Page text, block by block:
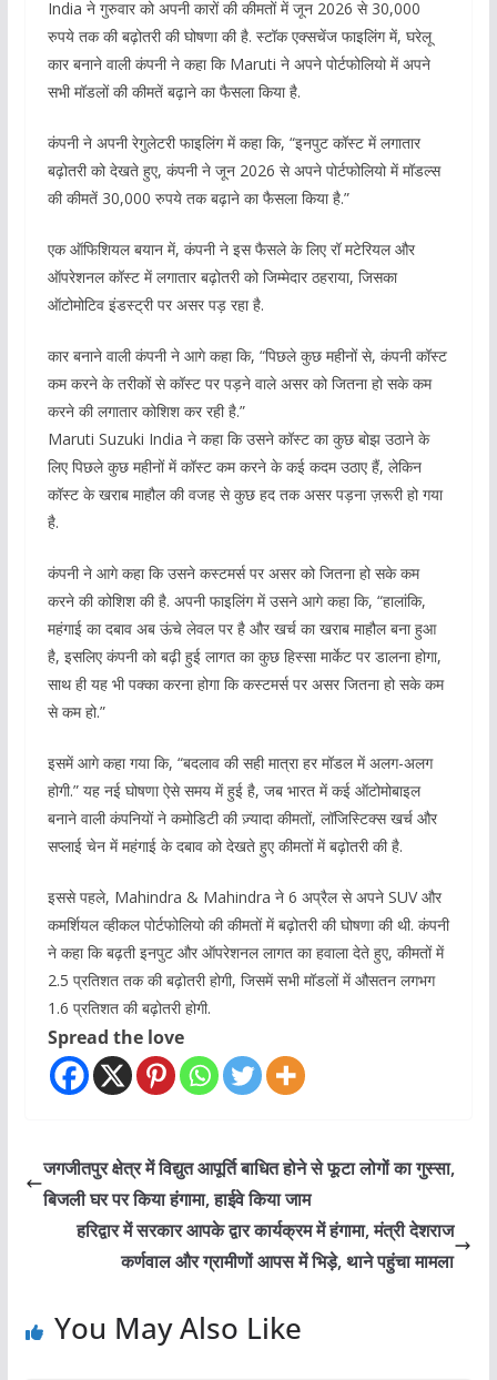
India ने गुरुवार को अपनी कारों की कीमतों में जून 2026 से 30,000
रुपये तक की बढ़ोतरी की घोषणा की है. स्टॉक एक्सचेंज फाइलिंग में, घरेलू
कार बनाने वाली कंपनी ने कहा कि Maruti ने अपने पोर्टफोलियो में अपने
सभी मॉडलों की कीमतें बढ़ाने का फैसला किया है.
कंपनी ने अपनी रेगुलेटरी फाइलिंग में कहा कि, “इनपुट कॉस्ट में लगातार
बढ़ोतरी को देखते हुए, कंपनी ने जून 2026 से अपने पोर्टफोलियो में मॉडल्स
की कीमतें 30,000 रुपये तक बढ़ाने का फैसला किया है.”
एक ऑफिशियल बयान में, कंपनी ने इस फैसले के लिए रॉ मटेरियल और
ऑपरेशनल कॉस्ट में लगातार बढ़ोतरी को जिम्मेदार ठहराया, जिसका
ऑटोमोटिव इंडस्ट्री पर असर पड़ रहा है.
कार बनाने वाली कंपनी ने आगे कहा कि, “पिछले कुछ महीनों से, कंपनी कॉस्ट
कम करने के तरीकों से कॉस्ट पर पड़ने वाले असर को जितना हो सके कम
करने की लगातार कोशिश कर रही है.”
Maruti Suzuki India ने कहा कि उसने कॉस्ट का कुछ बोझ उठाने के
लिए पिछले कुछ महीनों में कॉस्ट कम करने के कई कदम उठाए हैं, लेकिन
कॉस्ट के खराब माहौल की वजह से कुछ हद तक असर पड़ना ज़रूरी हो गया
है.
कंपनी ने आगे कहा कि उसने कस्टमर्स पर असर को जितना हो सके कम
करने की कोशिश की है. अपनी फाइलिंग में उसने आगे कहा कि, “हालांकि,
महंगाई का दबाव अब ऊंचे लेवल पर है और खर्च का खराब माहौल बना हुआ
है, इसलिए कंपनी को बढ़ी हुई लागत का कुछ हिस्सा मार्केट पर डालना होगा,
साथ ही यह भी पक्का करना होगा कि कस्टमर्स पर असर जितना हो सके कम
से कम हो.”
इसमें आगे कहा गया कि, “बदलाव की सही मात्रा हर मॉडल में अलग-अलग
होगी.” यह नई घोषणा ऐसे समय में हुई है, जब भारत में कई ऑटोमोबाइल
बनाने वाली कंपनियों ने कमोडिटी की ज़्यादा कीमतों, लॉजिस्टिक्स खर्च और
सप्लाई चेन में महंगाई के दबाव को देखते हुए कीमतों में बढ़ोतरी की है.
इससे पहले, Mahindra & Mahindra ने 6 अप्रैल से अपने SUV और
कमर्शियल व्हीकल पोर्टफोलियो की कीमतों में बढ़ोतरी की घोषणा की थी. कंपनी
ने कहा कि बढ़ती इनपुट और ऑपरेशनल लागत का हवाला देते हुए, कीमतों में
2.5 प्रतिशत तक की बढ़ोतरी होगी, जिसमें सभी मॉडलों में औसतन लगभग
1.6 प्रतिशत की बढ़ोतरी होगी.
Spread the love
जगजीतपुर क्षेत्र में विद्युत आपूर्ति बाधित होने से फूटा लोगों का गुस्सा,
बिजली घर पर किया हंगामा, हाईवे किया जाम
हरिद्वार में सरकार आपके द्वार कार्यक्रम में हंगामा, मंत्री देशराज
कर्णवाल और ग्रामीणों आपस में भिड़े, थाने पहुंचा मामला
You May Also Like